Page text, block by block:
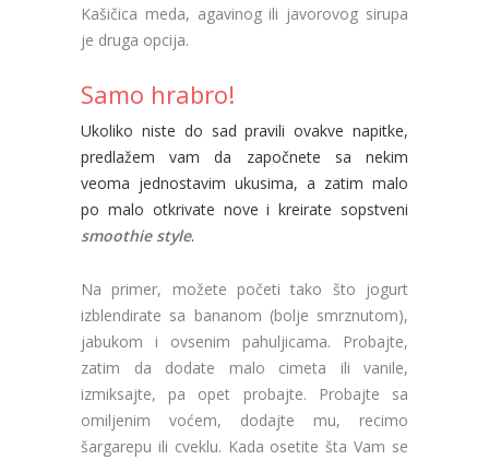
Kašičica meda, agavinog ili javorovog sirupa
je druga opcija.
Samo hrabro!
Ukoliko niste do sad pravili ovakve napitke,
predlažem vam da započnete sa nekim
veoma jednostavim ukusima, a zatim malo
po malo otkrivate nove i kreirate sopstveni
smoothie style.
Na primer, možete početi tako što jogurt
izblendirate sa bananom (bolje smrznutom),
jabukom i ovsenim pahuljicama. Probajte,
zatim da dodate malo cimeta ili vanile,
izmiksajte, pa opet probajte. Probajte sa
omiljenim voćem, dodajte mu, recimo
šargarepu ili cveklu. Kada osetite šta Vam se